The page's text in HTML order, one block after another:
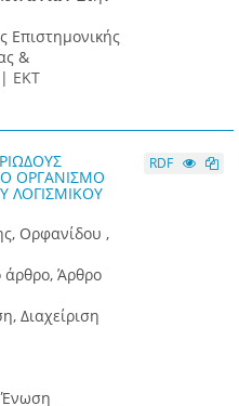
Επιστημονικής
&
ΕΚΤ
ΟΡΓΑΝΙΣΜΟ
ΛΟΓΙΣΜΙΚΟΥ
Ορφανίδου ,
άρθρο, Άρθρο
Διαχείριση
Ένωση
RDF